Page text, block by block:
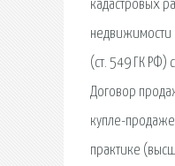
кадастровых
недвижимости
(ст. 549 ГК РФ)
Договор
купле-
практике